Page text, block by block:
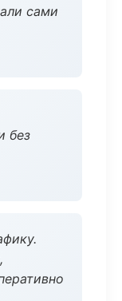
сами
без